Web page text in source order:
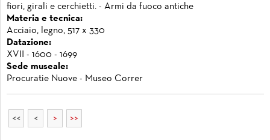
fiori, girali e cerchietti. - Armi da fuoco antiche
Materia e tecnica:
Acciaio, legno, 517 x 330
Datazione:
XVII - 1600 - 1699
Sede museale:
Procuratie Nuove - Museo Correr
<< < > >>